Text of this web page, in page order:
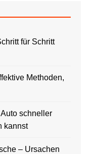
für Schritt
Methoden,
schneller
kannst
– Ursachen